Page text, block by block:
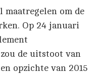
maatregelen om de
Op 24 januari
zou de uitstoot van
opzichte van 2015